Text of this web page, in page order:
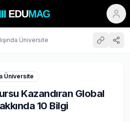
Üniversite
Üniversite
Kazandıran Global
10 Bilgi